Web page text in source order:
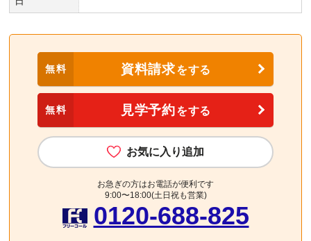
無料 資料請求をする
無料 見学予約をする
お気に入り追加
お急ぎの方はお電話が便利です
9:00〜18:00(土日祝も営業)
0120-688-825